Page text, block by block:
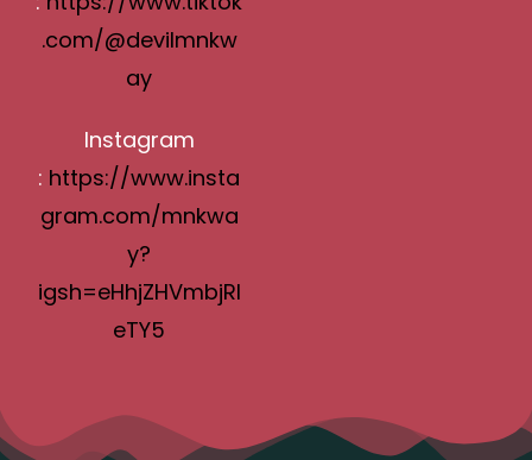
.com/@devilmnkw
ay
Instagram
: https://www.insta
gram.com/mnkwa
y?
igsh=eHhjZHVmbjRl
eTY5